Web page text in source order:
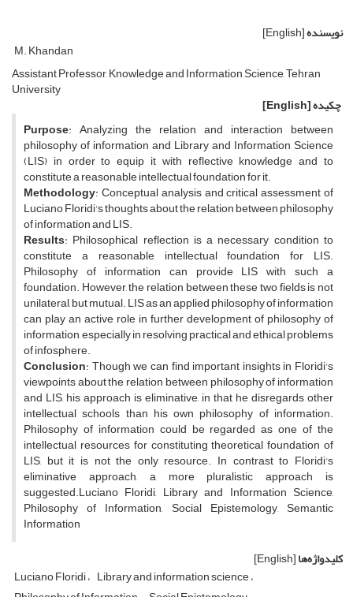
نویسنده[English]
M. Khandan
Assistant Professor, Knowledge and Information Science, Tehran
University
چکیده[English]
Purpose: Analyzing the relation and interaction between
philosophy of information and Library and Information Science
(LIS) in order to equip it with reflective knowledge and to
constitute a reasonable intellectual foundation for it.
Methodology: Conceptual analysis and critical assessment of
Luciano Floridi's thoughts about the relation between philosophy
of information and LIS.
Results: Philosophical reflection is a necessary condition to
constitute a reasonable intellectual foundation for LIS.
Philosophy of information can provide LIS with such a
foundation. However, the relation between these two fields is not
unilateral, but mutual. LIS as an applied philosophy of information
can play an active role in further development of philosophy of
information, especially in resolving practical and ethical problems
of infosphere.
Conclusion: Though we can find important insights in Floridi's
viewpoints about the relation between philosophy of information
and LIS, his approach is eliminative, in that he disregards other
intellectual schools than his own philosophy of information.
Philosophy of information could be regarded as one of the
intellectual resources for constituting theoretical foundation of
LIS, but it is not the only resource. In contrast to Floridi's
eliminative approach, a more pluralistic approach is
suggested.Luciano Floridi, Library and Information Science,
Philosophy of Information, Social Epistemology, Semantic
Information
کلیدواژه‌ها[English]
Luciano Floridi Library and information science